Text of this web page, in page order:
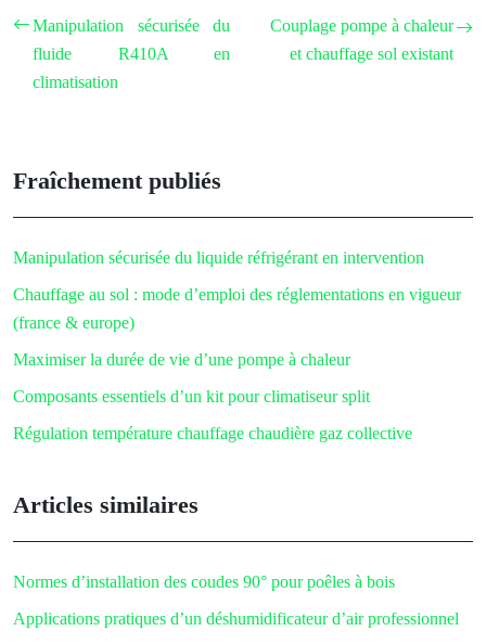
Manipulation sécurisée du
fluide R410A en
climatisation
Couplage pompe à chaleur
et chauffage sol existant
Fraîchement publiés
Manipulation sécurisée du liquide réfrigérant en intervention
Chauffage au sol : mode d’emploi des réglementations en vigueur
(france & europe)
Maximiser la durée de vie d’une pompe à chaleur
Composants essentiels d’un kit pour climatiseur split
Régulation température chauffage chaudière gaz collective
Articles similaires
Normes d’installation des coudes 90° pour poêles à bois
Applications pratiques d’un déshumidificateur d’air professionnel